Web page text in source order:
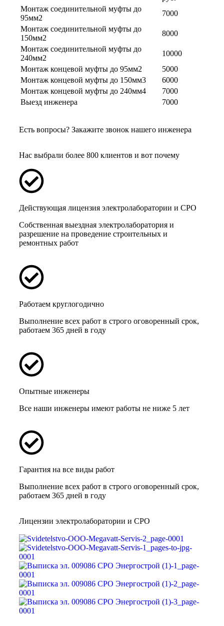
Монтаж соединительной муфты до
95мм2
7000
Монтаж соединительной муфты до
150мм2
8000
Монтаж соединительной муфты до
240мм2
10000
Монтаж концевой муфты до 95мм2
5000
Монтаж концевой муфты до 150мм3
6000
Монтаж концевой муфты до 240мм4
7000
Выезд инженера
7000
Есть вопросы? Закажите звонок нашего инженера
Нас выбрали более 800 клиентов и вот почему
Действующая лицензия электролаборатории и СРО
Собственная выездная электролаборатория и
разрешение на проведение строительных и
ремонтных работ
Работаем круглогодично
Выполнение всех работ в строго оговоренный срок,
работаем 365 дней в году
Опытные инженеры
Все наши инженеры имеют работы не ниже 5 лет
Гарантия на все виды работ
Выполнение всех работ в строго оговоренный срок,
работаем 365 дней в году
Лицензии электролаборатории и СРО